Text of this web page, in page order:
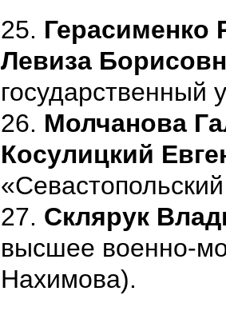
25. Герасименко
Левиза
государственный
26. Молчанова
Косулицкий
27. Склярук
высшее военно-
Нахимова).